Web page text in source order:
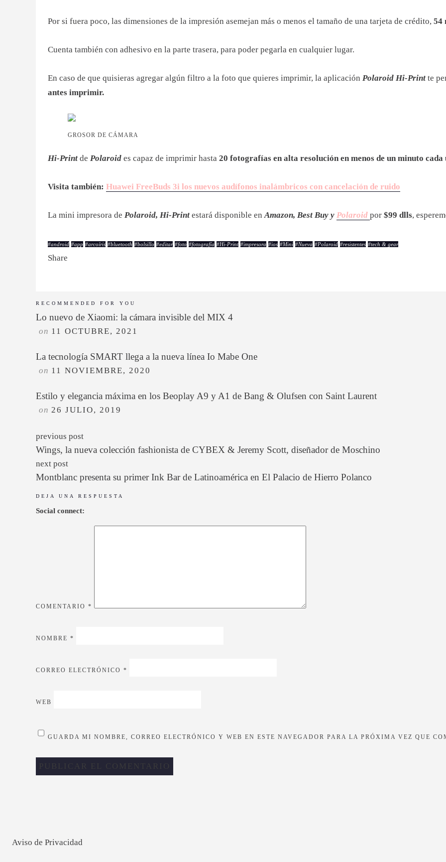
Por si fuera poco, las dimensiones de la impresión asemejan más o menos el tamaño de una tarjeta de crédito, 54
Cuenta también con adhesivo en la parte trasera, para poder pegarla en cualquier lugar.
En caso de que quisieras agregar algún filtro a la foto que quieres imprimir, la aplicación Polaroid Hi-Print te
antes imprimir.
GROSOR DE CÁMARA
Hi-Print de Polaroid es capaz de imprimir hasta 20 fotografías en alta resolución en menos de un minuto cada
Visita también: Huawei FreeBuds 3i los nuevos audífonos inalámbricos con cancelación de ruido
La mini impresora de Polaroid, Hi-Print estará disponible enAmazon, Best Buy y Polaroid por $99 dlls,
#android #app #arcoíris #bluetooth #bolsillo #editar #foto #fotografía #Hi-Print #impresora #ios #Mini #Nueva #Polaroid #resistentes #tech & gear
Share
RECOMMENDED FOR YOU
Lo nuevo de Xiaomi: la cámara invisible del MIX 4
on 11 OCTUBRE, 2021
La tecnología SMART llega a la nueva línea Io Mabe One
on 11 NOVIEMBRE, 2020
Estilo y elegancia máxima en los Beoplay A9 y A1 de Bang & Olufsen con Saint Laurent
on 26 JULIO, 2019
previous post
Wings, la nueva colección fashionista de CYBEX & Jeremy Scott, diseñador de Moschino
next post
Montblanc presenta su primer Ink Bar de Latinoamérica en El Palacio de Hierro Polanco
DEJA UNA RESPUESTA
Social connect:
COMENTARIO *
NOMBRE *
CORREO ELECTRÓNICO *
WEB
GUARDA MI NOMBRE, CORREO ELECTRÓNICO Y WEB EN ESTE NAVEGADOR PARA LA PRÓXIMA VEZ QUE
Aviso de Privacidad